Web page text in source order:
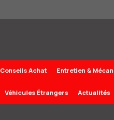
Conseils Achat Entretien &
Véhicules Étrangers Actualités